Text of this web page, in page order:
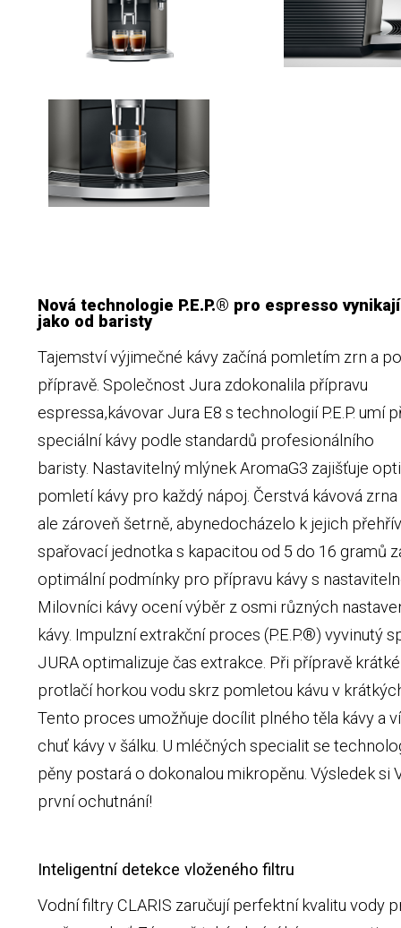
Nová technologie P.E.P.® pro espresso
jako od baristy
Tajemství výjimečné kávy začíná pomletím zrn a
přípravě. Společnost Jura zdokonalila přípravu
espressa,kávovar Jura E8 s technologií P.E.P. umí
speciální kávy podle standardů profesionálního
baristy. Nastavitelný mlýnek AromaG3 zajišťuje
pomletí kávy pro každý nápoj. Čerstvá kávová
ale zároveň šetrně, abynedocházelo k jejich
spařovací jednotka s kapacitou od 5 do 16 gramů
optimální podmínky pro přípravu kávy s
Milovníci kávy ocení výběr z osmi různých
kávy. Impulzní extrakční proces (P.E.P.®) vyvinutý
JURA optimalizuje čas extrakce. Při přípravě
protlačí horkou vodu skrz pomletou kávu v
Tento proces umožňuje docílit plného těla kávy a
chuť kávy v šálku. U mléčných specialit se
pěny postará o dokonalou mikropěnu. Výsledek si
první ochutnání!
Inteligentní detekce vloženého filtru
Vodní filtry CLARIS zaručují perfektní kvalitu vody